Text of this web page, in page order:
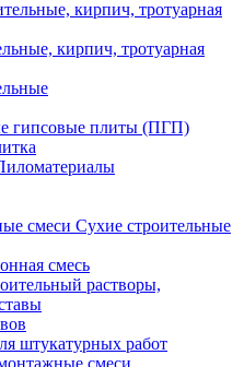
кирпич, тротуарная
гипсовые плиты (ПГП)
Сухие строительные
смесь
растворы,
штукатурных работ
смеси